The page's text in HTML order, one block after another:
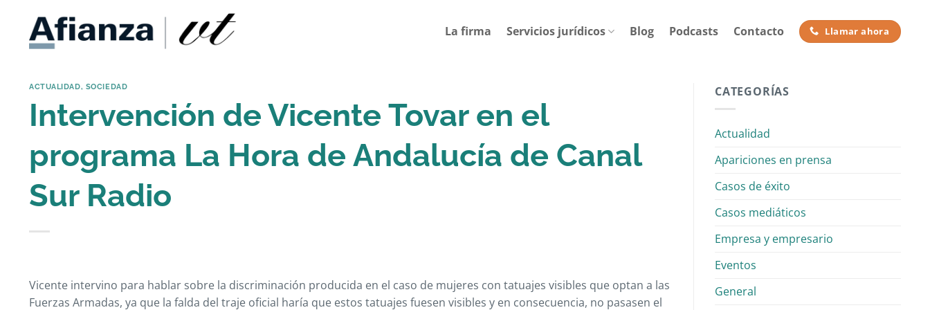
contenido
La firma Servicios jurídicos Blog Podcasts Contacto Llamar ahora
ACTUALIDAD, SOCIEDAD
Intervención de Vicente Tovar en el
programa La Hora de Andalucía de Canal
Sur Radio
Vicente intervino para hablar sobre la discriminación producida en el caso de mujeres con tatuajes visibles que optan a las
Fuerzas Armadas, ya que la falda del traje oficial haría que estos tatuajes fuesen visibles y en consecuencia, no pasasen el
CATEGORÍAS
Actualidad
Apariciones en prensa
Casos de éxito
Casos mediáticos
Empresa y empresario
Eventos
General